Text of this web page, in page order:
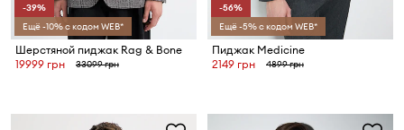
-39%
Ещё -10% с кодом WEB*
Шерстяной пиджак Rag & Bone
19999 грн
33099 грн
-56%
Ещё -5% с кодом WEB*
Пиджак Medicine
2149 грн
4899 грн